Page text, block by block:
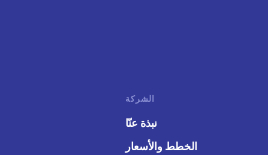
الشركة
نبذة عنّا
الخطط والأسعار